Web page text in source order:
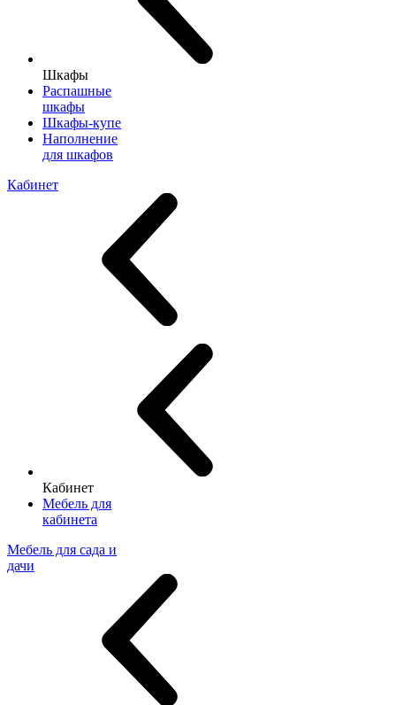
Шкафы
Распашные
шкафы
Шкафы-купе
Наполнение
для шкафов
Кабинет
Кабинет
Мебель для
кабинета
Мебель для сада и
дачи